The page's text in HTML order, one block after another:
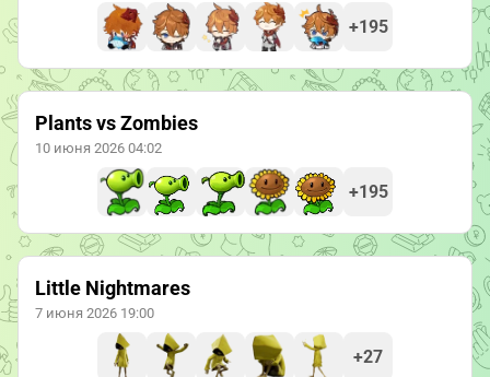
+195
Plants vs Zombies
10 июня 2026 04:02
+195
Little Nightmares
7 июня 2026 19:00
+27